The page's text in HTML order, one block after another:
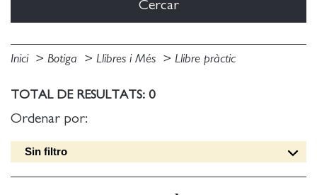
Inici Botiga Llibres i Més Llibre pràctic
TOTAL DE RESULTATS: 0
Ordenar por:
Sin filtro